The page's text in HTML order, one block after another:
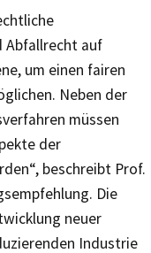
Abfallrecht auf
um einen fairen
Neben der
müssen
der
beschreibt Prof.
Die
neuer
Industrie